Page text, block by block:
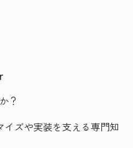
？
ズや実装を支える専門知